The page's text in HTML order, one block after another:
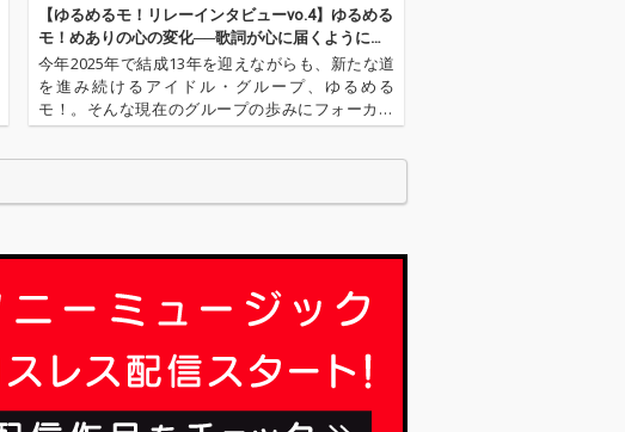
【ゆるめるモ！リレーインタビューvo.4】ゆるめる
モ！めありの心の変化──歌詞が心に届くようにな
った、その瞬間から
今年2025年で結成13年を迎えながらも、新たな道
を進み続けるアイドル・グループ、ゆるめる
モ！。そんな現在のグループの歩みにフォーカス
を当てるメンバー個別インタビューシリーズの第4